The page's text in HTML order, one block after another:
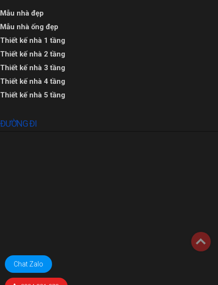
Mẫu nhà đẹp
Mẫu nhà ống đẹp
Thiết kế nhà 1 tầng
Thiết kế nhà 2 tầng
Thiết kế nhà 3 tầng
Thiết kế nhà 4 tầng
Thiết kế nhà 5 tầng
ĐƯỜNG ĐI
Chat Zalo